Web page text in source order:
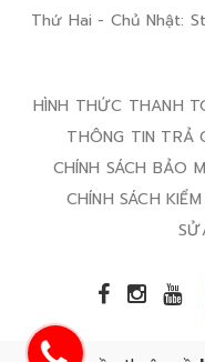
Thứ Hai - Chủ Nhật:
HÌNH THỨC THANH
THÔNG TIN TRẢ
CHÍNH SÁCH BẢO
CHÍNH SÁCH